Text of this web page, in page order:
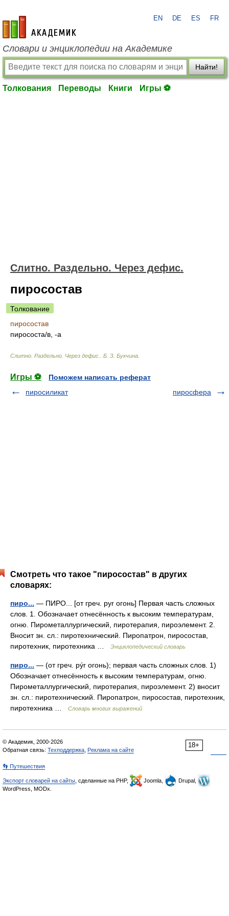
academic.ru
EN DE ES FR
Словари и энциклопедии на Академике
Найти!
Толкования Переводы Книги Игры ⚽
Слитно. Раздельно. Через дефис.
пиросостав
Толкование
пиросостав
пирососта/в, -а
Слитно. Раздельно. Через дефис. Б. З. Букчина
Игры ⚽
Поможем написать реферат
пиросиликат
пиросфера
Смотреть что такое "пиросостав" в других
словарях:
пиро... — ПИРО... [от греч. pyr огонь] Первая часть сложных
слов. 1. Обозначает отнесённость к высоким температурам,
огню. Пирометаллургический, пиротерапия, пироэлемент. 2.
Вносит зн. сл.: пиротехнический. Пиропатрон, пиросостав,
пиротехник, пиротехника …
Энциклопедический словарь
пиро... — (от греч. pýr огонь); первая часть сложных слов. 1)
Обозначает отнесённость к высоким температурам, огню.
Пирометаллургический, пиротерапия, пироэлемент. 2) вносит
зн. сл.: пиротехнический. Пиропатрон, пиросостав, пиротехник,
пиротехника …
Словарь многих выражений
18+
© Академик, 2000-2026
Обратная связь: Техподдержка Реклама на сайте
👣 Путешествия
Экспорт словарей на сайты , сделанные на PHP, Joomla,
Drupal,
WordPress, MODx.